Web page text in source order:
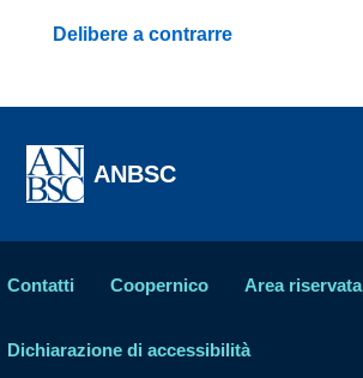
Delibere a contrarre
ANBSC
Contatti Coopernico Area riservata
Dichiarazione di accessibilità